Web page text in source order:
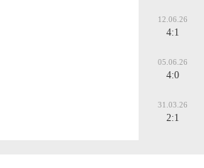
12.06.26
4:1
05.06.26
4:0
31.03.26
2:1